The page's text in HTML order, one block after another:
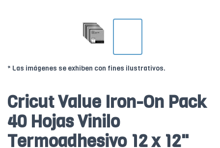
* Las imágenes se exhiben con fines ilustrativos.
Cricut Value Iron-On Pack
40 Hojas Vinilo
Termoadhesivo 12 x 12"